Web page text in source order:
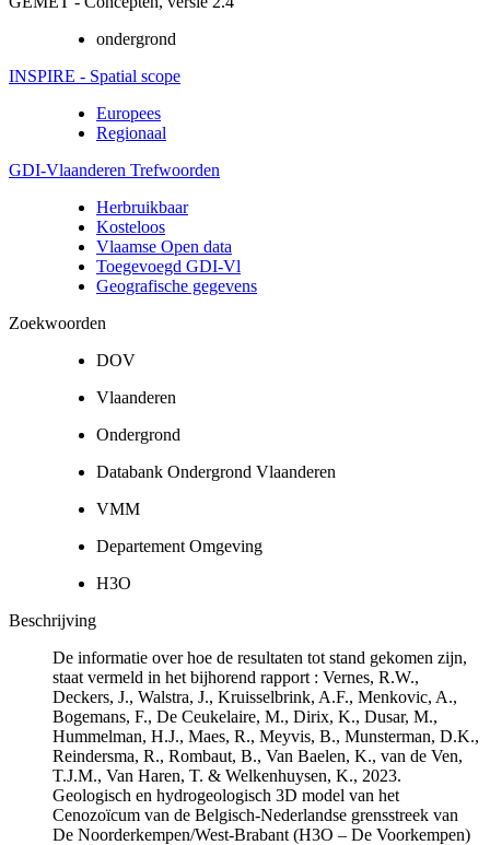
ondergrond
INSPIRE - Spatial scope
Europees
Regionaal
GDI-Vlaanderen Trefwoorden
Herbruikbaar
Kosteloos
Vlaamse Open data
Toegevoegd GDI-Vl
Geografische gegevens
Zoekwoorden
DOV
Vlaanderen
Ondergrond
Databank Ondergrond Vlaanderen
VMM
Departement Omgeving
H3O
Beschrijving
De informatie over hoe de resultaten tot stand gekomen zijn,
staat vermeld in het bijhorend rapport : Vernes, R.W.,
Deckers, J., Walstra, J., Kruisselbrink, A.F., Menkovic, A.,
Bogemans, F., De Ceukelaire, M., Dirix, K., Dusar, M.,
Hummelman, H.J., Maes, R., Meyvis, B., Munsterman, D.K.,
Reindersma, R., Rombaut, B., Van Baelen, K., van de Ven,
T.J.M., Van Haren, T. & Welkenhuysen, K., 2023.
Geologisch en hydrogeologisch 3D model van het
Cenozoïcum van de Belgisch-Nederlandse grensstreek van
De Noorderkempen/West-Brabant (H3O – De Voorkempen)